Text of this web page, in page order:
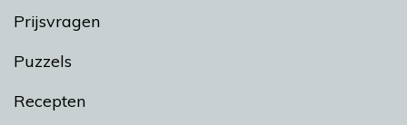
Prijsvragen
Puzzels
Recepten